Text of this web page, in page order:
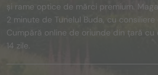
și rame optice de mărci premium.
2 minute de Tunelul Buda, cu
Cumpără online de oriunde din țară
14 zile.